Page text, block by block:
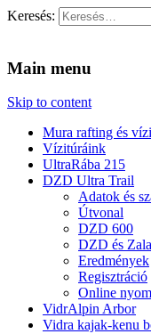
Keresés:
Main menu
Skip to content
Mura rafting és
Vízitúráink
UltraRába 215
DZD Ultra Trail
Adatok és
Útvonal
DZD 600
DZD és
Eredmények
Regisztráció
Online
VidrAlpin Arbor
Vidra kajak-kenu